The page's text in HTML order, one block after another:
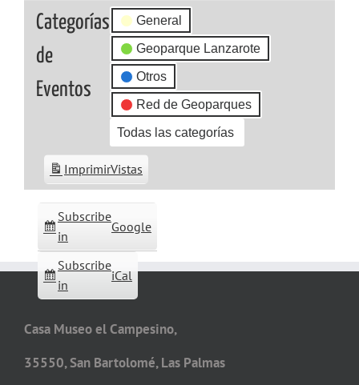
Categorías
de
Eventos
General
Geoparque Lanzarote
Otros
Red de Geoparques
Todas las categorías
Subscribe
in
Google
Subscribe
in
iCal
ImprimirVistas
Casa Museo el Campesino,
35550, San Bartolomé, Las Palmas